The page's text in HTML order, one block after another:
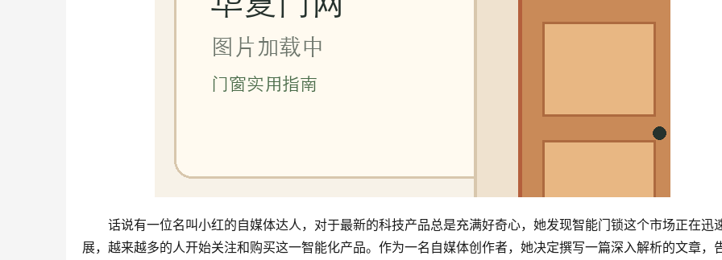
话说有一位名叫小红的自媒体达人，对于最新的科技产品总是充满好奇心，她发现智能门锁这个市场正在迅
展，越来越多的人开始关注和购买这一智能化产品。作为一名自媒体创作者，她决定撰写一篇深入解析的文章，